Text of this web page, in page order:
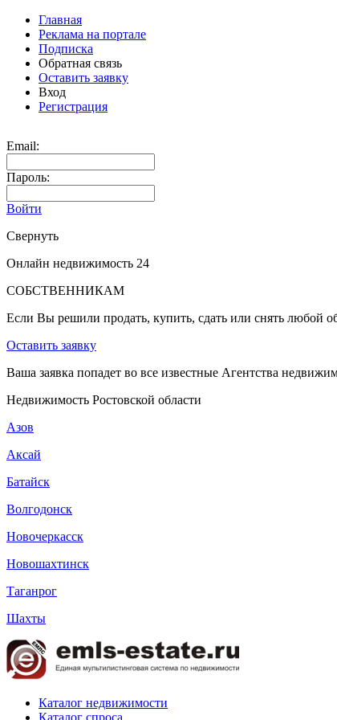
Главная
Реклама на портале
Подписка
Обратная связь
Оставить заявку
Вход
Регистрация
Email:
Пароль:
Войти
Свернуть
Онлайн недвижимость 24
СОБСТВЕННИКАМ
Если Вы решили продать, купить, сдать или снять любой
Оставить заявку
Ваша заявка попадет во все известные Агентства
Недвижимость Ростовской области
Азов
Аксай
Батайск
Волгодонск
Новочеркасск
Новошахтинск
Таганрог
Шахты
Каталог недвижимости
Каталог спроса